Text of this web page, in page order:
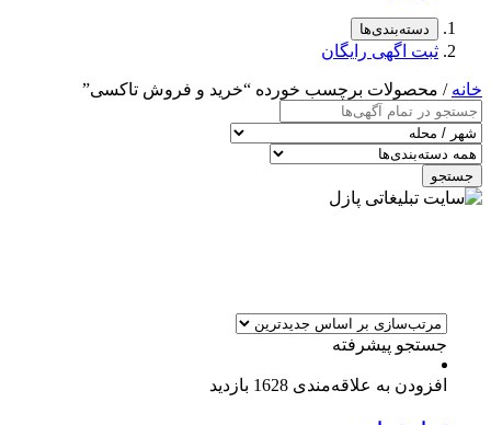
دسته‌بندی‌ها
ثبت اگهی رایگان
خانه / محصولات برچسب خورده “خرید و فروش تاکسی”
جستجو
جستجو پیشرفته
افزودن به علاقه‌مندی 1628 بازدید